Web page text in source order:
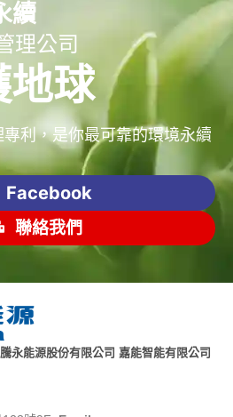
續
理公司
地球
利，是你最可靠的環境永續
Facebook
聯絡我們
永能源股份有限公司 嘉能智能有限公司